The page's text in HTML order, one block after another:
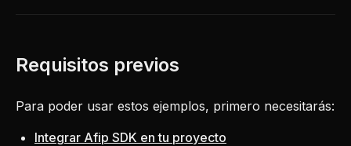
Para poder usar estos ejemplos, primero necesitarás:
Integrar Afip SDK en tu proyecto